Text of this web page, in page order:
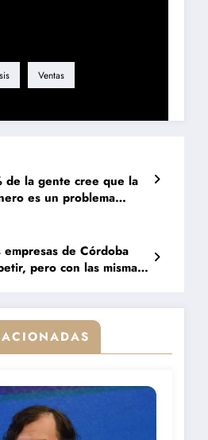
Ventas
de la gente cree que la
es un problema
empresas de Córdoba
pero con las mismas